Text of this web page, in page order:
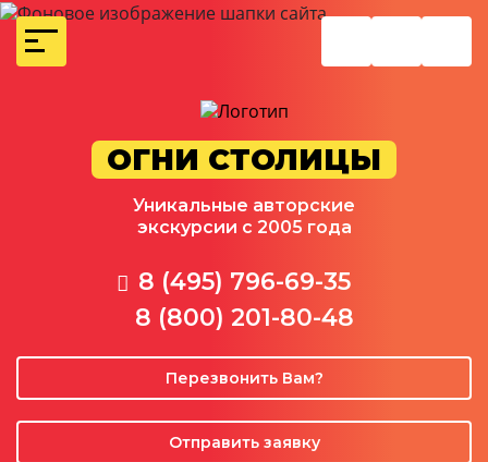
ОГНИ СТОЛИЦЫ
Уникальные авторские
экскурсии с 2005 года
8 (495) 796-69-35
8 (800) 201-80-48
Перезвонить Вам?
Отправить заявку